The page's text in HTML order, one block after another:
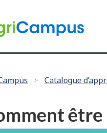
Catalogue